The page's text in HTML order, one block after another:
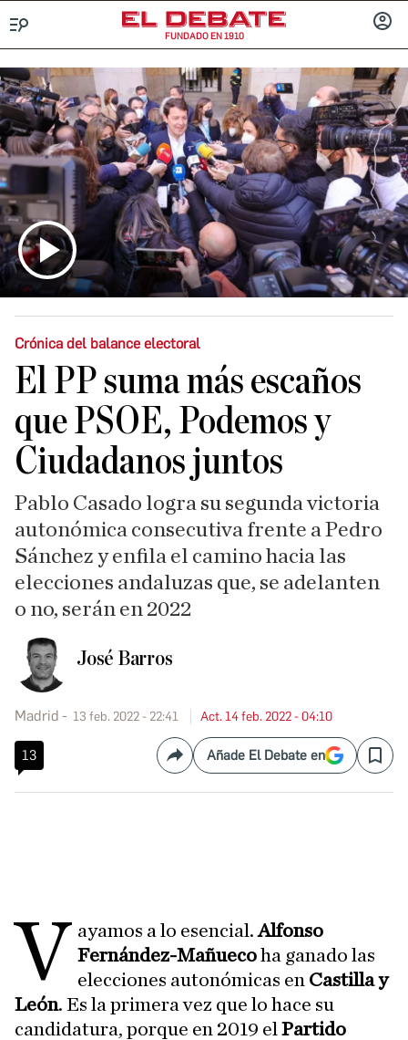
FUNDADO EN 1910
Crónica del balance electoral
El PP suma más escaños
que PSOE, Podemos y
Ciudadanos juntos
Pablo Casado logra su segunda victoria
autonómica consecutiva frente a Pedro
Sánchez y enfila el camino hacia las
elecciones andaluzas que, se adelanten
o no, serán en 2022
José Barros
Madrid 13 feb. 2022 - 22:41 Act. 14 feb. 2022 - 04:10
13 CompartirAñade El Debate en Save
V ayamos a lo esencial.Alfonso
Fernández-Mañuecoha ganado las
elecciones autonómicas en Castilla y
León. Es la primera vez que lo hace su
candidatura, porque en 2019 el Partido